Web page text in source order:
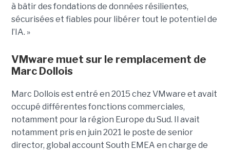
à bâtir des fondations de données résilientes,
sécurisées et fiables pour libérer tout le potentiel de
l’IA. »
VMware muet sur le remplacement de
Marc Dollois
Marc Dollois est entré en 2015 chez VMware et avait
occupé différentes fonctions commerciales,
notamment pour la région Europe du Sud. Il avait
notamment pris en juin 2021 le poste de senior
director, global account South EMEA en charge de